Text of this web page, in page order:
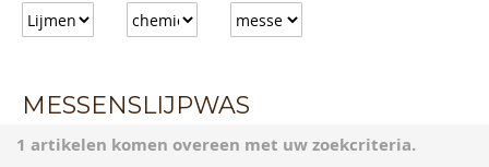
door
naar
MESSENSLIJPWAS
1 artikelen komen overeen met uw zoekcriteria.